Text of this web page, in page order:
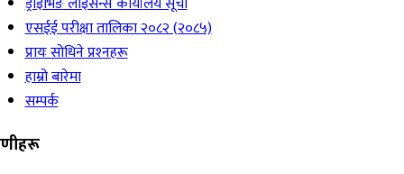
एसईई परीक्षा तालिका २०८२ (२०८५)
प्रायः सोधिने प्रश्‍नहरू
हाम्रो बारेमा
सम्पर्क